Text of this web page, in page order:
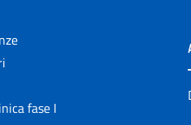
fase I